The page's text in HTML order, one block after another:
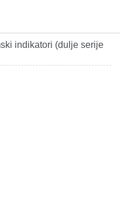
indikatori (dulje serije